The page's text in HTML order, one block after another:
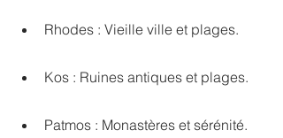
Rhodes : Vieille ville et plages.
Kos : Ruines antiques et plages.
Patmos : Monastères et sérénité.